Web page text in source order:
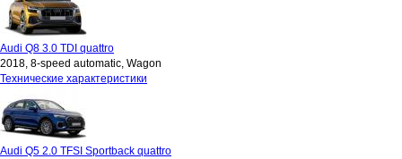
Audi Q8 3.0 TDI quattro
2018, 8-speed automatic, Wagon
Технические характеристики
Audi Q5 2.0 TFSI Sportback quattro